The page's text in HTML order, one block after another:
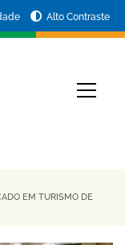
Alto Contraste
EM TURISMO DE